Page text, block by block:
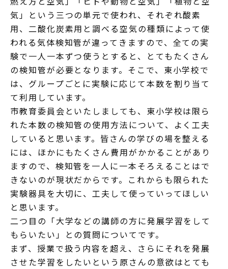
気」という三つの単元で使われ、それぞれ酸素
用、二酸化炭素用と調べる空気の種類によって使
われる気体検知管が違ってきますので、全ての実
験で一人一本ずつ使うとすると、とてもたくさん
の検知管が必要となります。そこで、東小学校で
は、グループごとに実験に応じて本数を割り当て
て利用しています。
市教育委員会といたしましても、東小学校は限ら
れた本数の検知管の使用方法について、よく工夫
していると思います。皆さんの学びの場を整える
には、ほかにもたくさん費用がかかることがあり
ますので、検知管を一人に一本そろえることはで
きないのが現状だからです。これからも限られた
実験器具を大切に、工夫して使っていってほしい
と思います。
二つ目の「大学などの講師の方に発展学習をして
もらいたい」との質問についてです。
まず、授業で扱う内容を超え、さらにそれを発展
させた学習をしたいという原さんの意欲はとても